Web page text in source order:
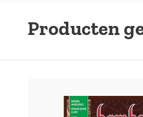
Producten